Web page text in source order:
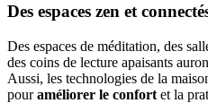
Des espaces zen et
Des espaces de méditation, des
des coins de lecture apaisants
Aussi, les technologies de la
pouraméliorer le confort et la